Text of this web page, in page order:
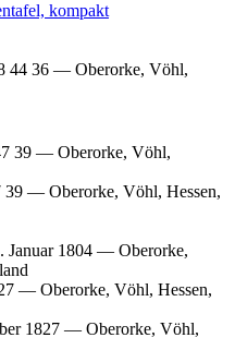
kompakt
44 36 — Oberorke, Vöhl,
39 — Oberorke, Vöhl,
39 — Oberorke, Vöhl, Hessen,
Januar 1804 — Oberorke,
— Oberorke, Vöhl, Hessen,
1827 — Oberorke, Vöhl,